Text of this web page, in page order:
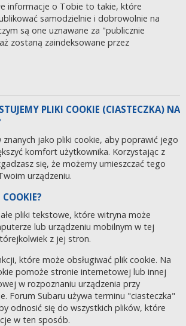
informacje o Tobie to takie, które
samodzielnie i dobrowolnie na
są one uznawane za "publicznie
zostaną zaindeksowane przez
PLIKI COOKIE (CIASTECZKA) NA
znanych jako pliki cookie, aby poprawić jego
komfort użytkownika. Korzystając z
się, że możemy umieszczać tego
urządzeniu.
pliki tekstowe, które witryna może
lub urządzeniu mobilnym w tej
z jej stron.
które może obsługiwać plik cookie. Na
pomoże stronie internetowej lub innej
w rozpoznaniu urządzenia przy
Forum Subaru używa terminu "ciasteczka"
odnosić się do wszystkich plików, które
w ten sposób.